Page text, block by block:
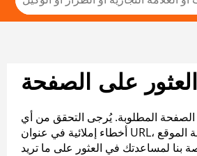
على الصفحة
الصفحة المطلوبة. يُرجى التحقق من أي
أخطاء إملائية في عنوان URL، أو عرض خريطة الموقع